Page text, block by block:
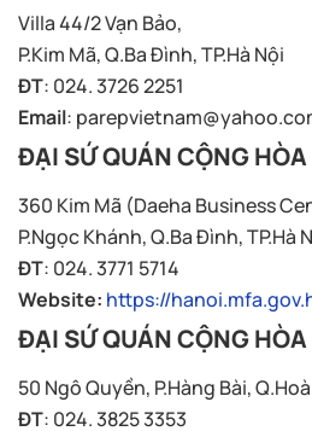
Villa 44/2 Vạn Bảo,
P.Kim Mã, Q.Ba Đình, TP.Hà Nội
ĐT: 024. 3726 2251
Email:
ĐẠI SỨ QUÁN CỘNG
360 Kim Mã (Daeha Business
P.Ngọc Khánh, Q.Ba Đình, TP.Hà
ĐT: 024. 3771 5714
Website: https://
ĐẠI SỨ QUÁN CỘNG
50 Ngô Quyền, P.Hàng Bài,
ĐT: 024. 3825 3353